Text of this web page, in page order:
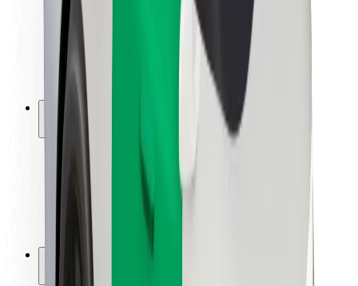
Matkustajan turvallisuus
Kuljettajan turvallisuus
Potkulautojen turvallisuus
Turvallisuus Lab
Kaupungit
Sijainnit
Kaupunkiratkaisut
Lentokentät
Boltin lataustelineet
Tuki